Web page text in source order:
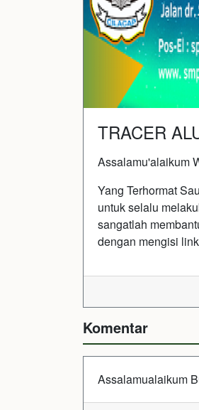
TRACER
Assalamu'alaikum
Yang Terhormat
untuk selalu
sangatlah
dengan mengisi
Komentar
Assalamualaikum